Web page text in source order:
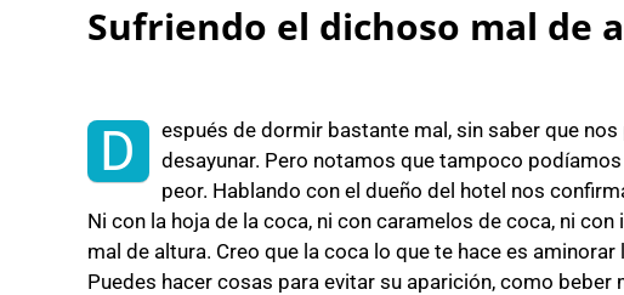
Sufriendo el dichoso mal de
D
espués de dormir bastante mal, sin saber que
desayunar. Pero notamos que tampoco
peor. Hablando con el dueño del hotel nos
Ni con la hoja de la coca, ni con caramelos de coca, ni
mal de altura. Creo que la coca lo que te hace es
Puedes hacer cosas para evitar su aparición, como beber